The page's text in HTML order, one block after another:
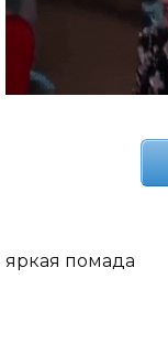
яркая помада